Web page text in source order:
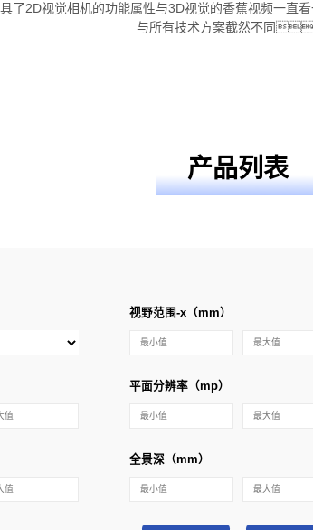
具了2D视觉相机的功能属性与3D视觉的香蕉视频
与所有技术方案截然不同
产品列表
视野范围-x（mm）
平面分辨率（mp）
全景深（mm）